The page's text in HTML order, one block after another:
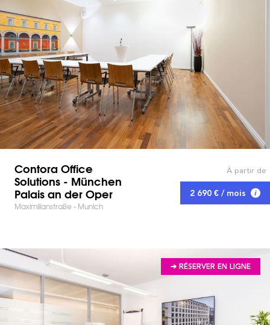
Contora Office
Solutions - München
Palais an der Oper
Maximilianstraße - Munich
À partir de
2 690 € / mois
➔ RÉSERVER EN LIGNE